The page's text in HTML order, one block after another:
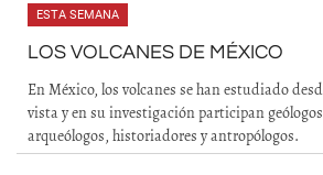
ESTA SEMANA
LOS VOLCANES DE MÉXICO
En México, los volcanes se han estudiado
vista y en su investigación participan
arqueólogos, historiadores y antropólogos.